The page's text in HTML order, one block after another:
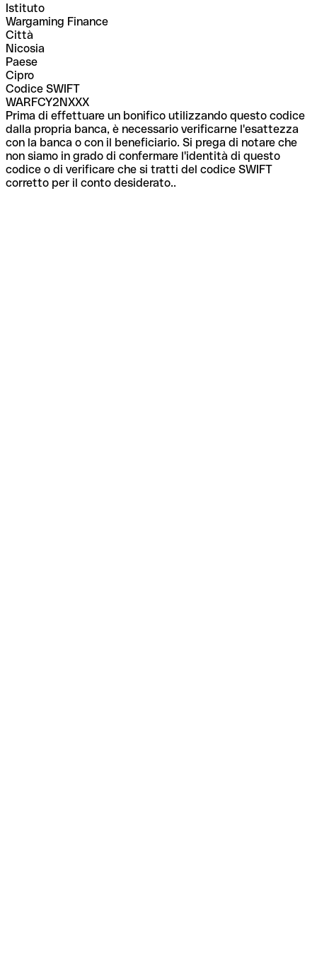
Istituto
Wargaming Finance
Città
Nicosia
Paese
Cipro
Codice SWIFT
WARFCY2NXXX
Prima di effettuare un bonifico utilizzando questo codice
dalla propria banca, è necessario verificarne l'esattezza
con la banca o con il beneficiario. Si prega di notare che
non siamo in grado di confermare l'identità di questo
codice o di verificare che si tratti del codice SWIFT
corretto per il conto desiderato..